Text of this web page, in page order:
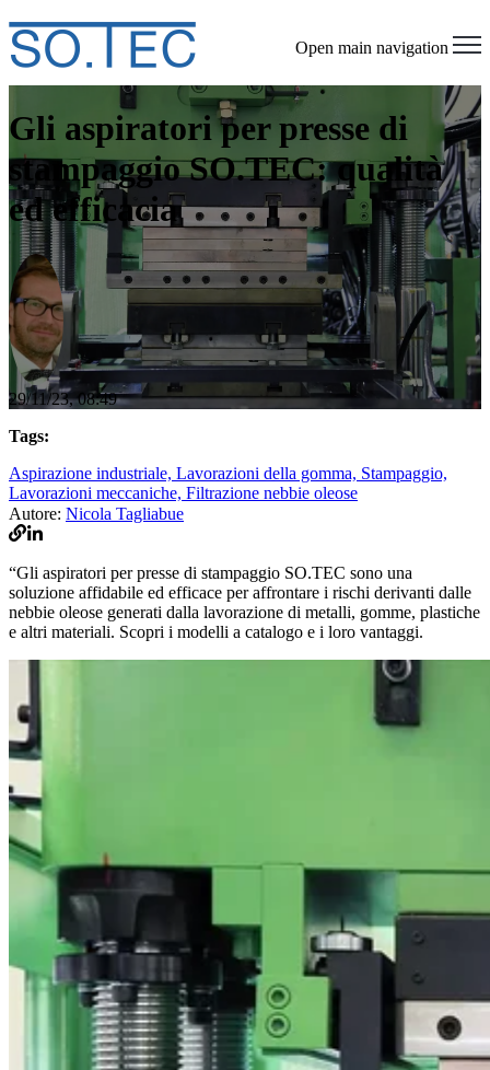
Open main navigation
Gli aspiratori per presse di
stampaggio SO.TEC: qualità
ed efficacia
29/11/23, 08:49
Tags:
Aspirazione industriale, Lavorazioni della gomma, Stampaggio,
Lavorazioni meccaniche, Filtrazione nebbie oleose
Autore: Nicola Tagliabue
“Gli aspiratori per presse di stampaggio SO.TEC sono una
soluzione affidabile ed efficace per affrontare i rischi derivanti dalle
nebbie oleose generati dalla lavorazione di metalli, gomme, plastiche
e altri materiali. Scopri i modelli a catalogo e i loro vantaggi.